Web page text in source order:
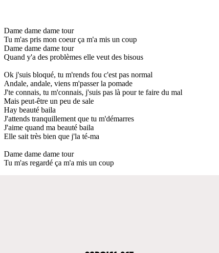
Dame dame dame tour
Tu m'as pris mon coeur ça m'a mis un coup
Dame dame dame tour
Quand y'a des problèmes elle veut des bisous
Ok j'suis bloqué, tu m'rends fou c'est pas normal
Andale, andale, viens m'passer la pomade
J'te connais, tu m'connais, j'suis pas là pour te faire du mal
Mais peut-être un peu de sale
Hay beauté baila
J'attends tranquillement que tu m'démarres
J'aime quand ma beauté baila
Elle sait très bien que j'la té-ma
Dame dame dame tour
Tu m'as regardé ça m'a mis un coup